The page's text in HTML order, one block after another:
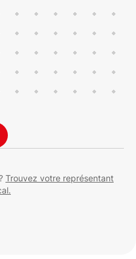
Trouvez votre représentant